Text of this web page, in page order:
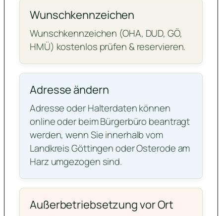
Wunschkennzeichen
Wunschkennzeichen (OHA, DUD, GÖ,
HMÜ) kostenlos prüfen & reservieren.
Adresse ändern
Adresse oder Halterdaten können
online oder beim Bürgerbüro beantragt
werden, wenn Sie innerhalb vom
Landkreis Göttingen oder Osterode am
Harz umgezogen sind.
Außerbetriebsetzung vor Ort